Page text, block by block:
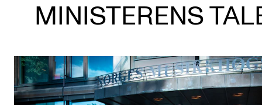
Alle studier
Bachelor
Doktorgrad
Årsstudium og videreutdanning
MINISTERENS